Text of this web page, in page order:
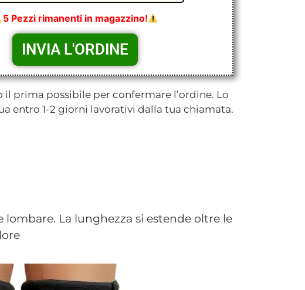
5 Pezzi rimanenti in magazzino!
prima possibile per confermare l’ordine. Lo
entro 1-2 giorni lavorativi dalla tua chiamata.
La lunghezza si estende oltre le